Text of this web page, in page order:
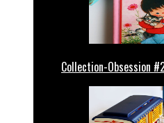
Collection-Obsession